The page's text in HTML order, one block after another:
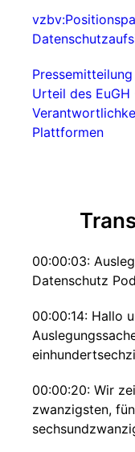
Urteil des
Plattformen
00:00:03:
Datenschutz
00:00:14: Hallo
00:00:20: Wir
zwanzigsten,